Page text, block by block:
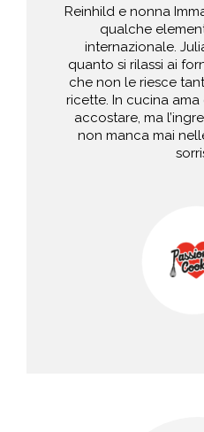
Reinhild e nonna
qualche
internazionale.
quanto si rilassi ai
che non le riesce
ricette. In cucina ama
accostare, ma
non manca mai